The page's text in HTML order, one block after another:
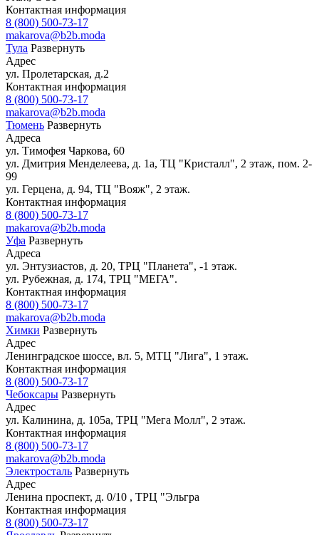
Контактная информация
8 (800) 500-73-17
makarova@b2b.moda
Тула Развернуть
Адрес
ул. Пролетарская, д.2
Контактная информация
8 (800) 500-73-17
makarova@b2b.moda
Тюмень Развернуть
Адреса
ул. Тимофея Чаркова, 60
ул. Дмитрия Менделеева, д. 1а, ТЦ "Кристалл", 2 этаж, пом. 2-
99
ул. Герцена, д. 94, ТЦ "Вояж", 2 этаж.
Контактная информация
8 (800) 500-73-17
makarova@b2b.moda
Уфа Развернуть
Адреса
ул. Энтузиастов, д. 20, ТРЦ "Планета", -1 этаж.
ул. Рубежная, д. 174, ТРЦ "МЕГА".
Контактная информация
8 (800) 500-73-17
makarova@b2b.moda
Химки Развернуть
Адрес
Ленинградское шоссе, вл. 5, МТЦ "Лига", 1 этаж.
Контактная информация
8 (800) 500-73-17
Чебоксары Развернуть
Адрес
ул. Калинина, д. 105а, ТРЦ "Мега Молл", 2 этаж.
Контактная информация
8 (800) 500-73-17
makarova@b2b.moda
Электросталь Развернуть
Адрес
Ленина проспект, д. 0/10 , ТРЦ "Эльгра
Контактная информация
8 (800) 500-73-17